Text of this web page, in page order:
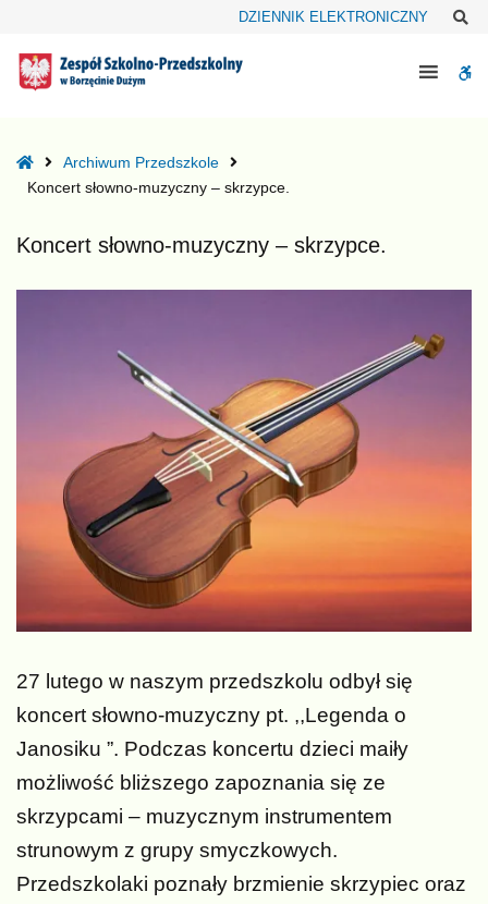
słowno-
muzyczny
DZIENNIK ELEKTRONICZNY
HomeArchiwum Przedszkole
Koncert słowno-muzyczny – skrzypce.
Koncert słowno-muzyczny – skrzypce.
27 lutego w naszym przedszkolu odbył się
koncert słowno-muzyczny pt. ,,Legenda o
Janosiku ”. Podczas koncertu dzieci maiły
możliwość bliższego zapoznania się ze
skrzypcami – muzycznym instrumentem
strunowym z grupy smyczkowych.
Przedszkolaki poznały brzmienie skrzypiec oraz